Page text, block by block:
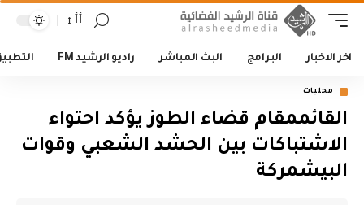
أأ
اخر الاخبار البرامج البث المباشر راديو الرشيد FM
محليات
القائممقام قضاء الطوز يؤكد احتواء
الاشتباكات بين الحشد الشعبي وقوات
البيشمركة